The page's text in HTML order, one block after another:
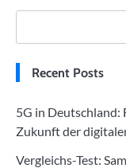
Recent Posts
5G in
Zukunft der
Vergleichs-Test: